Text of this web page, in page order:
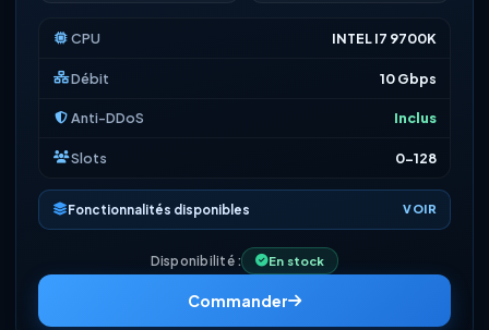
CPU INTEL I7 9700K
Débit 10 Gbps
Anti-DDoS Inclus
Slots 0-128
Fonctionnalités disponibles VOIR
Disponibilité : En stock
Commander